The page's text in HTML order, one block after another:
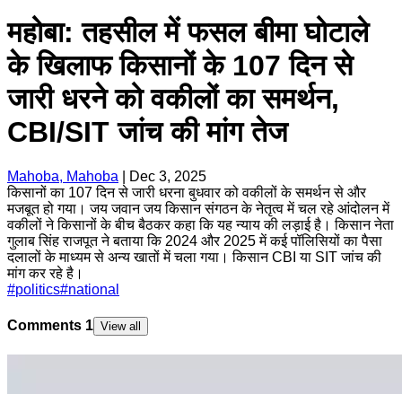
महोबा: तहसील में फसल बीमा घोटाले
के खिलाफ किसानों के 107 दिन से
जारी धरने को वकीलों का समर्थन,
CBI/SIT जांच की मांग तेज
Mahoba, Mahoba
Dec 3, 2025
किसानों का 107 दिन से जारी धरना बुधवार को वकीलों के समर्थन से और
मजबूत हो गया। जय जवान जय किसान संगठन के नेतृत्व में चल रहे आंदोलन में
वकीलों ने किसानों के बीच बैठकर कहा कि यह न्याय की लड़ाई है। किसान नेता
गुलाब सिंह राजपूत ने बताया कि 2024 और 2025 में कई पॉलिसियों का पैसा
दलालों के माध्यम से अन्य खातों में चला गया। किसान CBI या SIT जांच की
मांग कर रहे है।
#politics#national
Comments 1 View all